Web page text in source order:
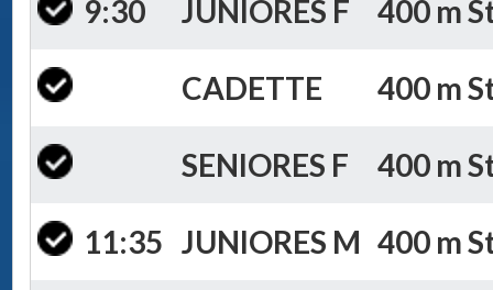
9:30 JUNIORES F 400 m
CADETTE 400 m
SENIORES F 400 m
11:35 JUNIORES M 400 m